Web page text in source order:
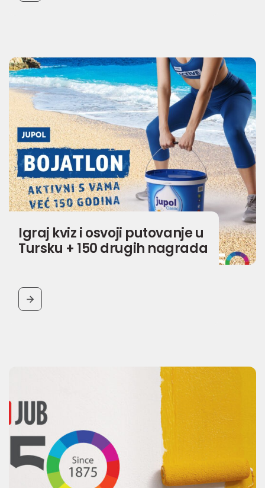
Igraj kviz i osvoji putovanje u
Tursku + 150 drugih nagrada
BUTTON